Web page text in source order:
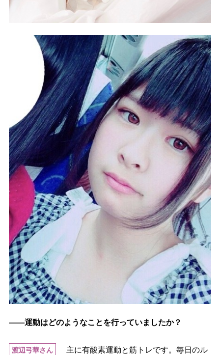
――運動はどのようなことを行っていましたか？
渡辺弓華さん
主に有酸素運動と筋トレです。毎日のル